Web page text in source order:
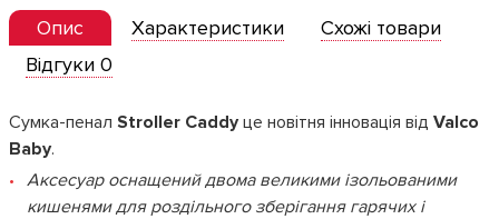
Опис Характеристики
Схожі товари
Відгуки 0
Сумка-пенал Stroller Caddy це новітня інновація від Valco
Baby.
Аксесуар оснащений двома великими ізольованими
кишенями для роздільного зберігання гарячих і